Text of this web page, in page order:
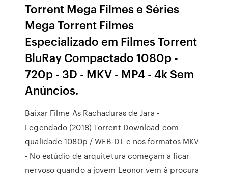
Torrent Mega Filmes e Séries
Mega Torrent Filmes
Especializado em Filmes Torrent
BluRay Compactado 1080p -
720p - 3D - MKV - MP4 - 4k Sem
Anúncios.
Baixar Filme As Rachaduras de Jara -
Legendado (2018) Torrent Download com
qualidade 1080p / WEB-DL e nos formatos MKV
- No estúdio de arquitetura começam a ficar
nervoso quando a jovem Leonor vem à procura